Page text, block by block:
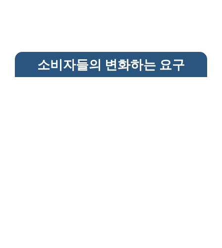
소비자들의 변화하는 요구